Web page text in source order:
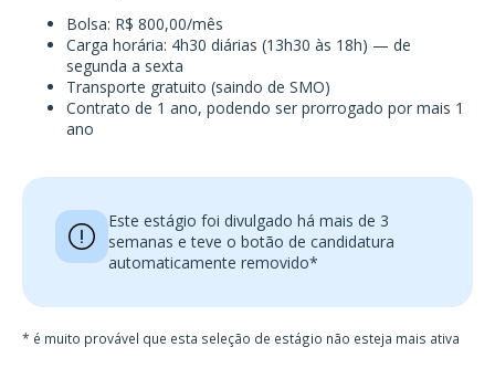
Bolsa: R$ 800,00/mês
Carga horária: 4h30 diárias (13h30 às 18h) — de
segunda a sexta
Transporte gratuito (saindo de SMO)
Contrato de 1 ano, podendo ser prorrogado por mais 1
ano
Este estágio foi divulgado há mais de 3
semanas e teve o botão de candidatura
automaticamente removido*
* é muito provável que esta seleção de estágio não esteja mais ativa